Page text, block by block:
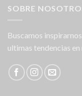
SOBRE
Buscamos
ultimas tendencias en